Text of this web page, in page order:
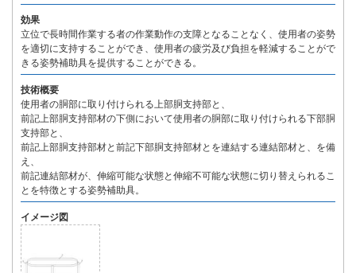
効果
立位で長時間作業する者の作業動作の支障となることなく、使用者の姿勢
を適切に支持することができ、使用者の疲労及び負担を軽減することがで
きる姿勢補助具を提供することができる。
技術概要
使用者の胴部に取り付けられる上部胴支持部と、
前記上部胴支持部材の下側において使用者の胴部に取り付けられる下部胴
支持部と、
前記上部胴支持部材と前記下部胴支持部材とを連結する連結部材と、を備
え、
前記連結部材が、伸縮可能な状態と伸縮不可能な状態に切り替えられるこ
とを特徴とする姿勢補助具。
イメージ図